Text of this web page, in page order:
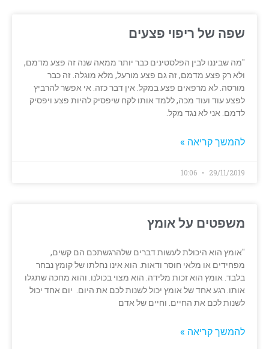
שפה של ריפוי פצעים
"מה שביננו לבין הפלסטינים כבר יותר ממאה שנה זה פצע מדמם,
ולא רק פצע מדמם, זה גם פצע מורעל, מלא מוגלה. זה כבר
מורסה. לא מרפאים פצע במקל. אין דבר כזה. אי אפשר להרביץ
לפצע עוד ועוד מכה, ללמד אותו לקח שיפסיק להיות פצע ויפסיק
לדמם. אני לא נגד מקל.
להמשך קריאה »
29/11/2019
משפטים על אומץ
"אומץ הוא היכולת לעשות דברים שלהרגשתכם הם קשים,
מפחידים או מלאי חוסר ודאות. הוא אינו נחלתו של קומץ נבחר
בלבד. אומץ הוא זכות מלידה. הוא מצוי בכולנו. והוא מחכה שתגלו
אותו. רגע אחד של אומץ יכול לשנות לכם את היום. יום אחד יכול
לשנות לכם את החיים. וחיים של אדם
להמשך קריאה »